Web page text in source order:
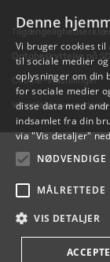
Databeskyttelse på
Cookie-indstillinger
Whistleblowerordning
Denne
Vi bruger cookies
til sociale medier
oplysninger om din
for sociale medier
disse data med
indsamlet fra din
via "Vis detaljer"
NØDVENDIGE
MÅLRETTEDE
VIS DETALJER